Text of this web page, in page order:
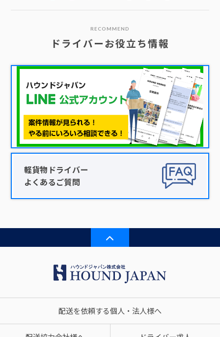
RECOMMEND
ドライバーお役立ち情報
軽貨物ドライバー
よくあるご質問
配送を依頼する個人・法人様へ